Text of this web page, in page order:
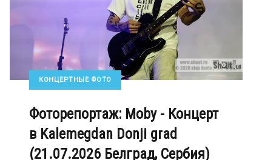
КОНЦЕРТНЫЕ ФОТО
Фоторепортаж: Moby - Концерт
в Kalemegdan Donji grad
(21.07.2026 Белград, Сербия)